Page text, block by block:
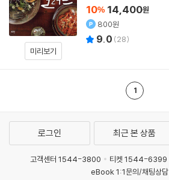
미리보기
10% 14,400원
800원
9.0 (28)
1
로그인 최근 본 상품
고객센터 1544-3800 티켓 1544-6399
eBook 1:1문의/채팅상담